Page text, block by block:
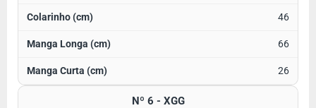
46
66
26
Nº 6 - XGG